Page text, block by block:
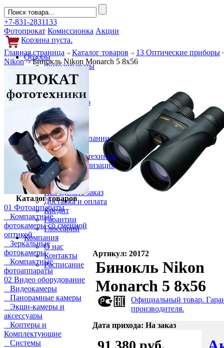
+7-831-2831133
Фотопрокат Комиссионка Акции
Корзина пуста.
Обзоры
Фотоаппараты
Объективы
Фильтры
Новости
Фото и видео
Гаджеты
Аксессуары
Слухи
Новости компании
Услуги
Прокат фототехники
Выкуп и реализация
Покупателям
Акции
Как сделать заказ
Доставка и оплата
Кредит
Гарантии
Глоссарий
Компания
О нас
Контакты
Расписание
Главная страница Каталог товаров
13 Оптические приборы
Nikon
Бинокль Nikon Monarch 5 8x56
Каталог товаров
01 Фотоаппараты
Компактные
фотокамеры со сменной
оптикой
Зеркальные
фотокамеры
Компактные
фотоаппараты
02 Видео оборудование
Видеокамеры
Панорамные камеры
Экшн-камеры и
аксессуары
Коптеры и
Комплектующие
Системы
Артикул: 20172
Бинокль Nikon
Monarch 5 8x56
Официальный товар.
производителя.
Дата прихода: На заказ